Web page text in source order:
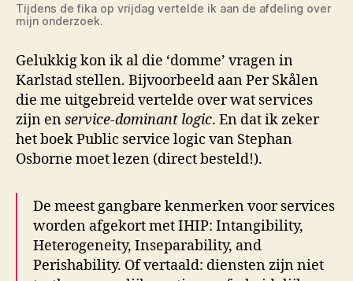
Tijdens de fika op vrijdag vertelde ik aan de afdeling over
mijn onderzoek.
Gelukkig kon ik al die ‘domme’ vragen in
Karlstad stellen. Bijvoorbeeld aan Per Skålen
die me uitgebreid vertelde over wat services
zijn enservice-dominant logic. En dat ik zeker
het boek Public service logic van Stephan
Osborne moet lezen (direct besteld!).
De meest gangbare kenmerken voor services
worden afgekort met IHIP: Intangibility,
Heterogeneity, Inseparability, and
Perishability. Of vertaald: diensten zijn niet